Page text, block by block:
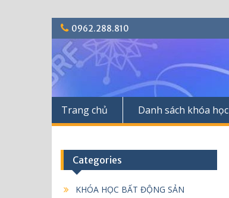
S
k
i
p
t
c
o
n
e
t
0962.288.810
Trang chủ Danh sách khóa học
Categories
KHÓA HỌC BẤT ĐỘNG SẢN